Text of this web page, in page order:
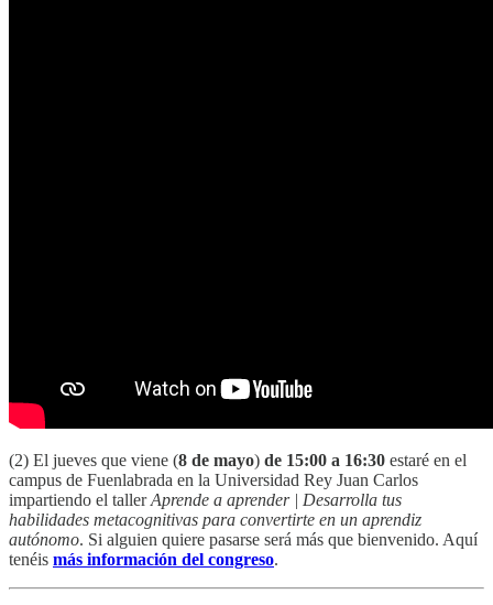
(2) El jueves que viene (8 de mayo) de 15:00 a 16:30 estaré en el
campus de Fuenlabrada en la Universidad Rey Juan Carlos
impartiendo el tallerAprende a aprender | Desarrolla tus
habilidades metacognitivas para convertirte en un aprendiz
autónomo. Si alguien quiere pasarse será más que bienvenido. Aquí
tenéis más información del congreso.